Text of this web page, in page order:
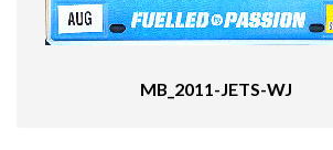
MB_2011-JETS-WJ